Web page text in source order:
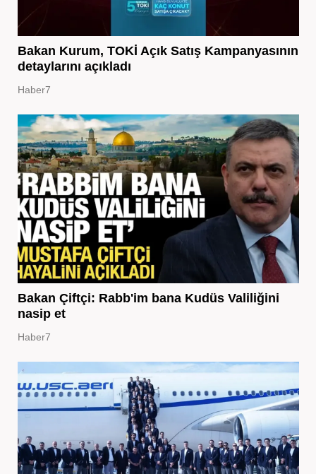
Bakan Kurum, TOKİ Açık Satış Kampanyasının
detaylarını açıkladı
Haber7
Bakan Çiftçi: Rabb'im bana Kudüs Valiliğini
nasip et
Haber7